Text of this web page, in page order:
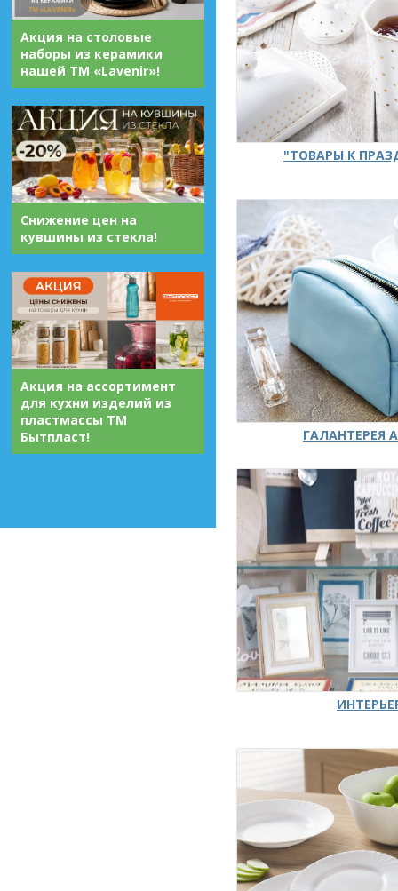
Акция на столовые
наборы из керамики
нашей ТМ «Lavenir»!
Снижение цен на
кувшины из стекла!
Акция на ассортимент
для кухни изделий из
пластмассы ТМ
Бытпласт!
"ТОВАРЫ К
ГАЛАНТЕРЕЯ